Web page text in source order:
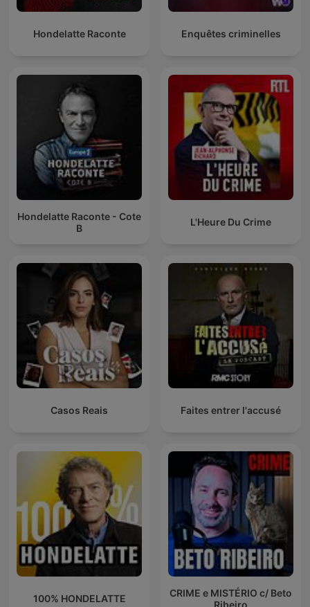
Hondelatte Raconte Enquêtes criminelles
Hondelatte Raconte - Cote
B
L'Heure Du Crime
Casos Reais Faites entrer l'accusé
100% HONDELATTE
CRIME e MISTÉRIO c/ Beto
Ribeiro